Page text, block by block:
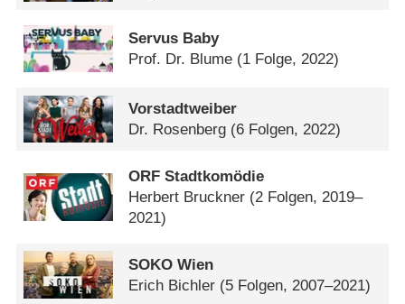
Servus Baby
Prof. Dr. Blume (1 Folge, 2022)
Vorstadtweiber
Dr. Rosenberg (6 Folgen, 2022)
ORF Stadtkomödie
Herbert Bruckner (2 Folgen, 2019–
2021)
SOKO Wien
Erich Bichler (5 Folgen, 2007–2021)